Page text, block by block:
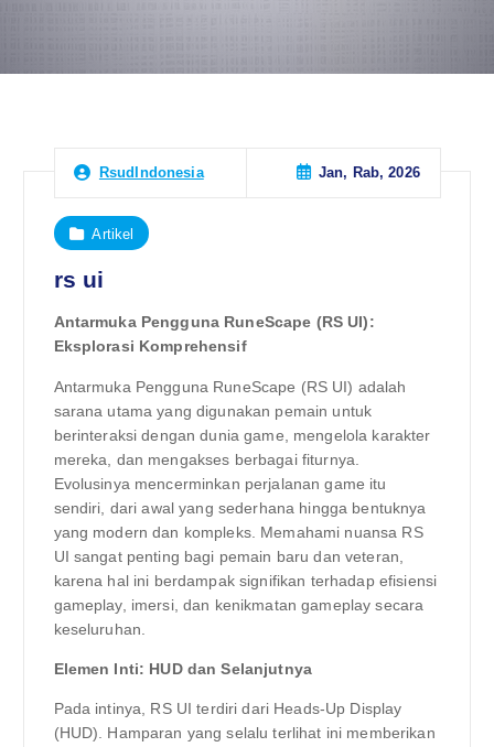
RsudIndonesia Jan, Rab, 2026
Artikel
rs ui
Antarmuka Pengguna RuneScape (RS UI):
Eksplorasi Komprehensif
Antarmuka Pengguna RuneScape (RS UI) adalah
sarana utama yang digunakan pemain untuk
berinteraksi dengan dunia game, mengelola karakter
mereka, dan mengakses berbagai fiturnya.
Evolusinya mencerminkan perjalanan game itu
sendiri, dari awal yang sederhana hingga bentuknya
yang modern dan kompleks. Memahami nuansa RS
UI sangat penting bagi pemain baru dan veteran,
karena hal ini berdampak signifikan terhadap efisiensi
gameplay, imersi, dan kenikmatan gameplay secara
keseluruhan.
Elemen Inti: HUD dan Selanjutnya
Pada intinya, RS UI terdiri dari Heads-Up Display
(HUD). Hamparan yang selalu terlihat ini memberikan